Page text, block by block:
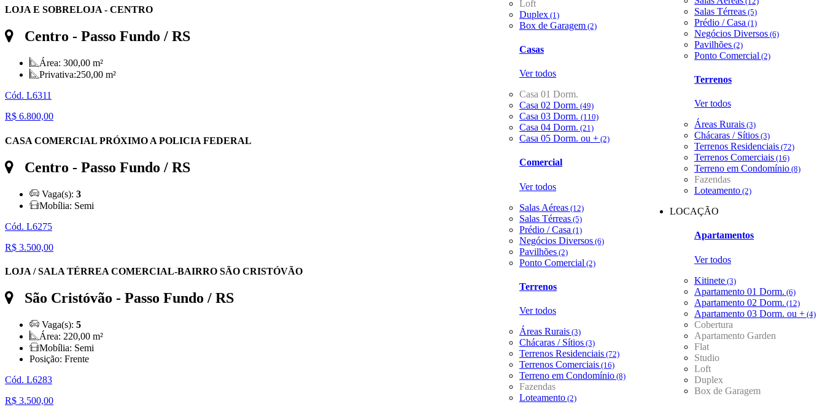
Salas Térreas (5)
Prédio / Casa (1)
Negócios Diversos (6)
Pavilhões (2)
Ponto Comercial (2)
Terrenos
Ver todos
Áreas Rurais (3)
Chácaras / Sítios (3)
Terrenos Residenciais (72)
Terrenos Comerciais (16)
Terreno em Condomínio (8)
Fazendas
Loteamento (2)
LOCAÇÃO
Apartamentos
Ver todos
Kitinete (3)
Apartamento 01 Dorm. (6)
Apartamento 02 Dorm. (12)
Apartamento 03 Dorm. ou + (4)
Cobertura
Apartamento Garden
Flat
Studio
Loft
Duplex
Box de Garagem
Loft
Duplex (1)
Box de Garagem (2)
Casas
Ver todos
Casa 01 Dorm.
Casa 02 Dorm. (49)
Casa 03 Dorm. (110)
Casa 04 Dorm. (21)
Casa 05 Dorm. ou + (2)
Comercial
Ver todos
Salas Aéreas (12)
Salas Térreas (5)
Prédio / Casa (1)
Negócios Diversos (6)
Pavilhões (2)
Ponto Comercial (2)
Terrenos
Ver todos
Áreas Rurais (3)
Chácaras / Sítios (3)
Terrenos Residenciais (72)
Terrenos Comerciais (16)
Terreno em Condomínio (8)
Fazendas
Loteamento (2)
LOJA E SOBRELOJA - CENTRO
Centro - Passo Fundo / RS
Área: 300,00 m²
Privativa:250,00 m²
Cód. L6311
R$ 6.800,00
CASA COMERCIAL PRÓXIMO A POLICIA FEDERAL
Centro - Passo Fundo / RS
Vaga(s): 3
Mobília: Semi
Cód. L6275
R$ 3.500,00
LOJA / SALA TÉRREA COMERCIAL-BAIRRO SÃO CRISTÓVÃO
São Cristóvão - Passo Fundo / RS
Vaga(s): 5
Área: 220,00 m²
Mobília: Semi
Posição: Frente
Cód. L6283
R$ 3.500,00